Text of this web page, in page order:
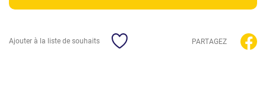
Ajouter à la liste de souhaits PARTAGEZ